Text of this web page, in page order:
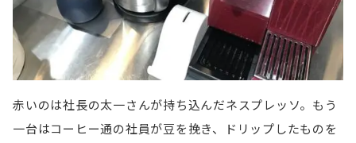
赤いのは社長の太一さんが持ち込んだネスプレッソ。もう
一台はコーヒー通の社員が豆を挽き、ドリップしたものを